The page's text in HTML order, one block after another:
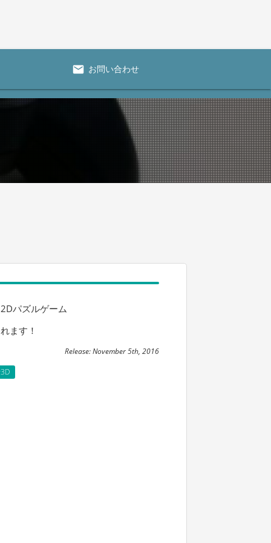
mail お問い合わせ
パズルゲーム
ます！
Release: November 5th, 2016